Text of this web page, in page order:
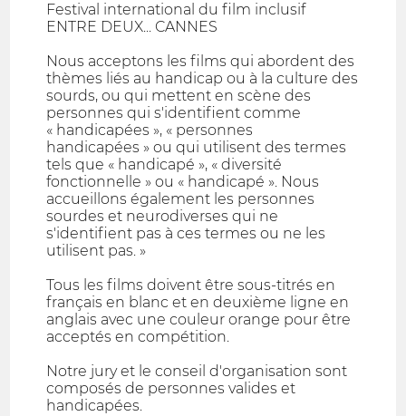
Festival international du film inclusif
ENTRE DEUX... CANNES
Nous acceptons les films qui abordent des
thèmes liés au handicap ou à la culture des
sourds, ou qui mettent en scène des
personnes qui s'identifient comme
« handicapées », « personnes
handicapées » ou qui utilisent des termes
tels que « handicapé », « diversité
fonctionnelle » ou « handicapé ». Nous
accueillons également les personnes
sourdes et neurodiverses qui ne
s'identifient pas à ces termes ou ne les
utilisent pas. »
Tous les films doivent être sous-titrés en
français en blanc et en deuxième ligne en
anglais avec une couleur orange pour être
acceptés en compétition.
Notre jury et le conseil d'organisation sont
composés de personnes valides et
handicapées.